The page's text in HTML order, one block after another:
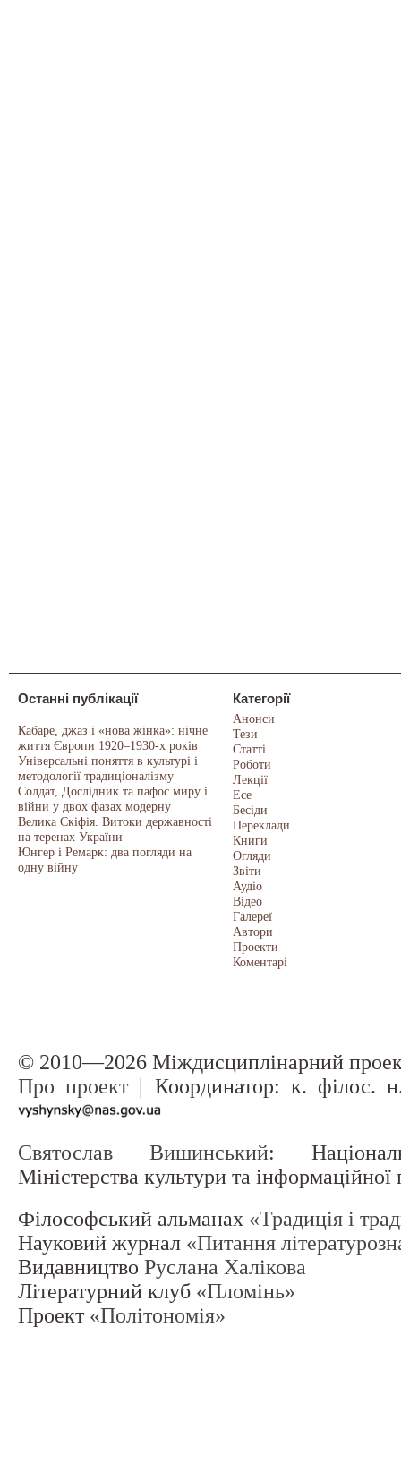
Останні публікації
Кабаре, джаз і «нова жінка»: нічне
життя Європи 1920–1930-х років
Універсальні поняття в культурі і
методології традиціоналізму
Солдат, Дослідник та пафос миру і
війни у двох фазах модерну
Велика Скіфія. Витоки державності
на теренах України
Юнгер і Ремарк: два погляди на
одну війну
Категорії
Анонси
Тези
Статті
Роботи
Лекції
Есе
Бесіди
Переклади
Книги
Огляди
Звіти
Аудіо
Відео
Галереї
Автори
Проекти
Коментарі
© 2010—2026 Міждисциплінарний
Про проект| Координатор: к. філос.
Святослав Вишинський:
Міністерства культури та
Філософський альманах «Традиція і
Науковий журнал «Питання
Видавництво Руслана Халікова
Літературний клуб «Пломінь»
Проект «Політономія»